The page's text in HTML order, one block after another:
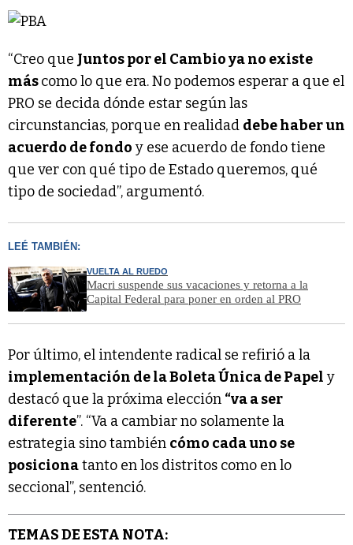
“Creo que Juntos por el Cambio ya no existe
máscomo lo que era. No podemos esperar a que el
PRO se decida dónde estar según las
circunstancias, porque en realidad debe haber un
acuerdo de fondo y ese acuerdo de fondo tiene
que ver con qué tipo de Estado queremos, qué
tipo de sociedad”, argumentó.
LEÉ TAMBIÉN:
VUELTA AL RUEDO
Macri suspende sus vacaciones y retorna a la
Capital Federal para poner en orden al PRO
Por último, el intendente radical se refirió a la
implementación de la Boleta Única de Papel y
destacó que la próxima elección “va a ser
diferente”. “Va a cambiar no solamente la
estrategia sino también cómo cada uno se
posicionatanto en los distritos como en lo
seccional”, sentenció.
TEMAS DE ESTA NOTA: